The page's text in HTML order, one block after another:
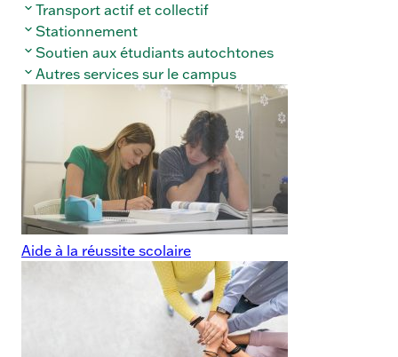
Transport actif et collectif
Stationnement
Soutien aux étudiants autochtones
Autres services sur le campus
Aide à la réussite scolaire